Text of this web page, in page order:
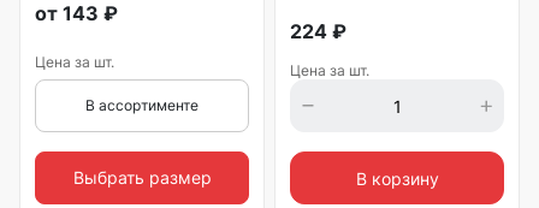
от 143 ₽
Цена за шт.
В ассортименте
Выбрать размер
224 ₽
Цена за шт.
В корзину